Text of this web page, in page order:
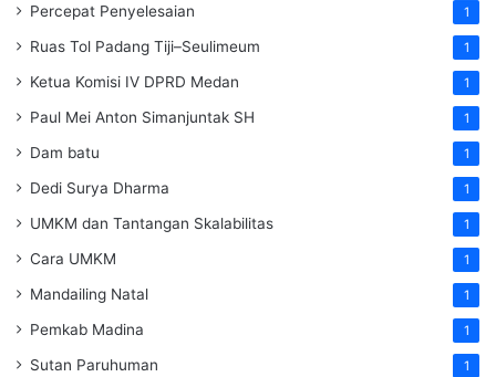
Percepat Penyelesaian 1
Ruas Tol Padang Tiji–Seulimeum 1
Ketua Komisi IV DPRD Medan 1
Paul Mei Anton Simanjuntak SH 1
Dam batu 1
Dedi Surya Dharma 1
UMKM dan Tantangan Skalabilitas 1
Cara UMKM 1
Mandailing Natal 1
Pemkab Madina 1
Sutan Paruhuman 1